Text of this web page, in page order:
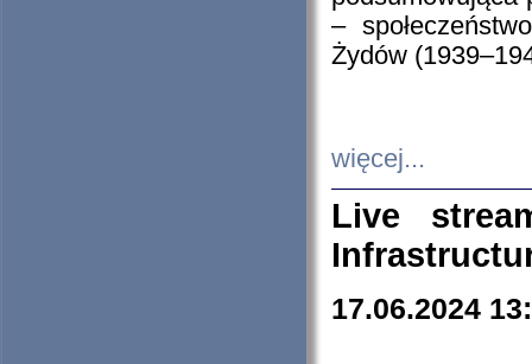
–
Żydów
więcej...
Live
17.06.2024